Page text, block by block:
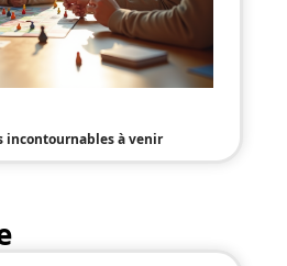
incontournables à venir